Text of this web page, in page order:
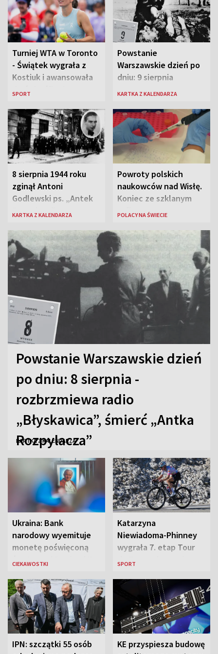
Turniej WTA w Toronto
- Świątek wygrała z
Kostiuk i awansowała
do ćwierćfinału
SPORT
Powstanie
Warszawskie dzień po
dniu: 9 sierpnia
KARTKA Z KALENDARZA
8 sierpnia 1944 roku
zginął Antoni
Godlewski ps. „Antek
Rozpylacz”
KARTKA Z KALENDARZA
Powroty polskich
naukowców nad Wisłę.
Koniec ze szklanym
sufitem
POLACY NA ŚWIECIE
Powstanie Warszawskie dzień
po dniu: 8 sierpnia -
rozbrzmiewa radio
„Błyskawica”, śmierć „Antka
Rozpylacza”
KARTKA Z KALENDARZA
Ukraina: Bank
narodowy wyemituje
monetę poświęconą
św. Janowi Pawłowi II
CIEKAWOSTKI
Katarzyna
Niewiadoma-Phinney
wygrała 7. etap Tour
de France i została
SPORT
IPN: szczątki 55 osób
KE przyspiesza budowę